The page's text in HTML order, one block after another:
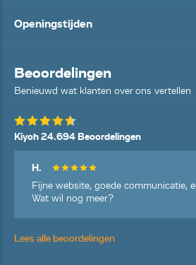
Openingstijden
Beoordelingen
Benieuwd wat klanten over ons vertellen
Kiyoh 24.694 Beoordelingen
H.
Fijne website, goede communicatie,
Wat wil nog meer?
Lees alle beoordelingen